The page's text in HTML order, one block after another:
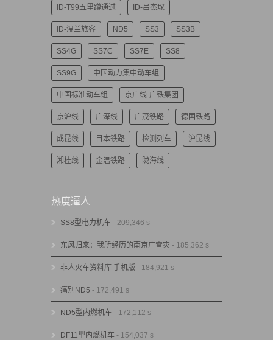
ID-T99五里蹲通过 ID-吕杰琛
ID-温兰旅客 ND5 SS3 SS3B
SS4G SS7C SS7E SS8
SS9G 中国动力集中动车组
中国标准动车组 京广线-广铁集团
京沪线 广深线 广茂铁路 德国铁路
成昆线 日本铁路 检测列车 沪昆线
湘桂线 金温铁路 陇海线
热度逼人
SS8型电力机车 - 209,346 s
东风归来：我所经历的南京广雪灾 - 185,362 s
非人火车资料库 手机版 - 184,921 s
痛别ND5 - 172,491 s
ND5型内燃机车 - 172,112 s
DF11型内燃机车 - 154,037 s